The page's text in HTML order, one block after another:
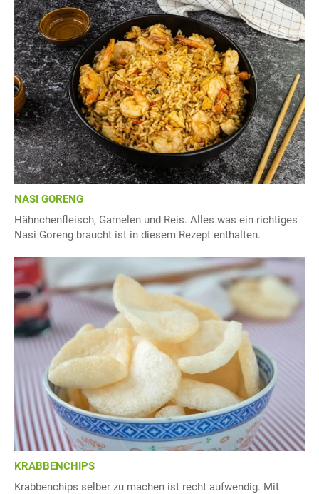
NASI GORENG
Hähnchenfleisch, Garnelen und Reis. Alles was ein richtiges
Nasi Goreng braucht ist in diesem Rezept enthalten.
KRABBENCHIPS
Krabbenchips selber zu machen ist recht aufwendig. Mit